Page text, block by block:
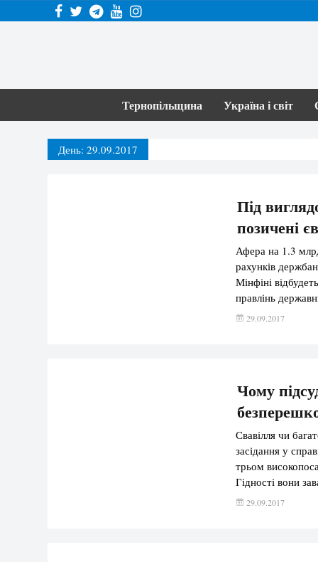
Тернопільщина Україна і світ
День: 29.09.2017
Під
позичені
Афера на 1.3
рахунків
Мінфіні
правлінь
“грошей
29.09.2017
Чому
Свавілля чи
засідання у
трьом
Гідності вони
відбувся, тому
29.09.2017